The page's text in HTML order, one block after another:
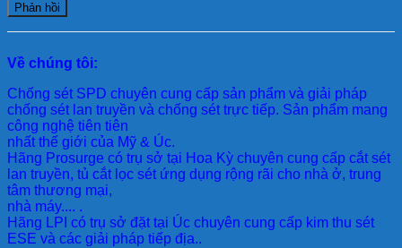
Về chúng tôi:
Chống sét SPD chuyên cung cấp sản phẩm và giải pháp
chống sét lan truyền và chống sét trực tiếp. Sản phẩm mang
công nghệ tiên tiên
nhất thế giới của Mỹ & Úc.
Hãng Prosurge có trụ sở tại Hoa Kỳ chuyên cung cấp cắt sét
lan truyền, tủ cắt lọc sét ứng dụng rộng rãi cho nhà ở, trung
tâm thương mại,
nhà máy.... .
Hãng LPI có trụ sở đặt tại Úc chuyên cung cấp kim thu sét
ESE và các giải pháp tiếp địa..